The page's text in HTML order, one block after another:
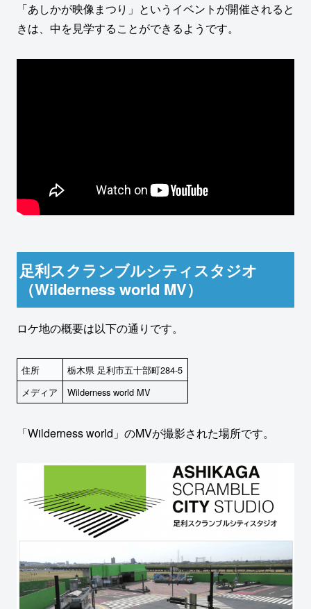
「あしかが映像まつり」というイベントが開催されると
きは、中を見学することができるようです。
足利スクランブルシティスタジオ
（Wilderness world MV）
ロケ地の概要は以下の通りです。
住所
栃木県 足利市五十部町284-5
メディア
Wilderness world MV
「Wilderness world」のMVが撮影された場所です。